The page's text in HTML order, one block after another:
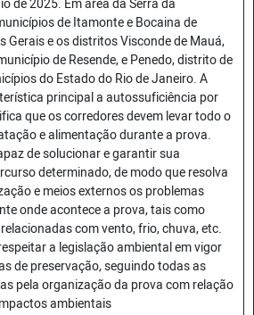
de 2025. Em área da Serra da
de Itamonte e Bocaina de
Gerais e os distritos Visconde de Mauá,
de Resende, e Penedo, distrito de
do Estado do Rio de Janeiro. A
principal a autossuficiência por
que os corredores devem levar todo o
e alimentação durante a prova.
de solucionar e garantir sua
determinado, de modo que resolva
e meios externos os problemas
onde acontece a prova, tais como
com vento, frio, chuva, etc.
a legislação ambiental em vigor
de preservação, seguindo todas as
pela organização da prova com relação
ambientais